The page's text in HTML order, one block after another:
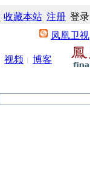
收藏本站 注册 登录
凤凰卫视
视频
博客